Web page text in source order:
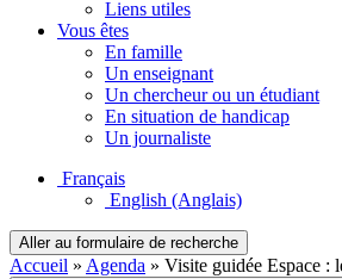
Liens utiles
Vous êtes
En famille
Un enseignant
Un chercheur ou un étudiant
En situation de handicap
Un journaliste
Français
English (Anglais)
Aller au formulaire de recherche
Accueil » Agenda » Visite guidée Espace :